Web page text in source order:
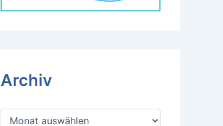
Archiv
A